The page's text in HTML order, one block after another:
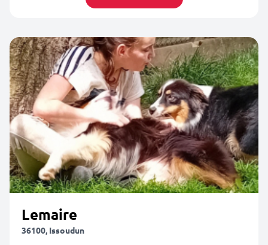
Lemaire
36100, Issoudun